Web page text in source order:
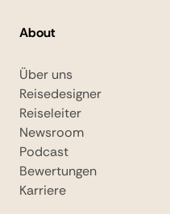
About
Über uns
Reisedesigner
Reiseleiter
Newsroom
Podcast
Bewertungen
Karriere